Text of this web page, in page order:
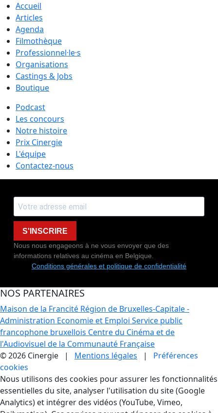
Accueil
Articles
Agenda
Filmothèque
Professionnel·le·s
Organisations
Castings & Jobs
Boutique
Podcast
Les concours
Notre histoire
Prix Cinergie
L'équipe
Contactez-nous
S'INSCRIRE
Nous nous engageons à ne vous envoyer que des
informations relatives au cinéma en Belgique.
Conditions générales et politique de confidentialité
NOS PARTENAIRES
Maison de la Francité Région de Bruxelles-Capitale -
Administration Economie et Emploi Service public
francophone bruxellois Centre du Cinéma et de
l'Audiovisuel de la Communauté Française
© 2026 Cinergie | Mentions légales | Préférences
cookies
Gestion des Cookies
Nous utilisons des cookies pour assurer les fonctionnalités
essentielles du site, analyser l'utilisation du site (Google
Analytics) et intégrer des vidéos (YouTube, Vimeo,